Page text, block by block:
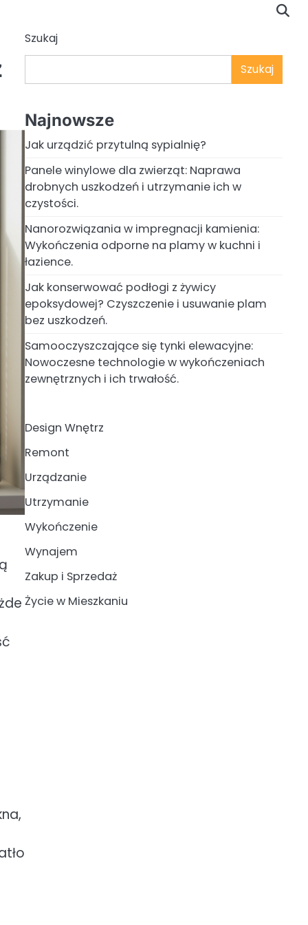
Szukaj
Szukaj
Najnowsze
Jak urządzić przytulną sypialnię?
Panele winylowe dla zwierząt: Naprawa
drobnych uszkodzeń i utrzymanie ich w
czystości.
Nanorozwiązania w impregnacji kamienia:
Wykończenia odporne na plamy w kuchni i
łazience.
Jak konserwować podłogi z żywicy
epoksydowej? Czyszczenie i usuwanie plam
bez uszkodzeń.
Samooczyszczające się tynki elewacyjne:
Nowoczesne technologie w wykończeniach
zewnętrznych i ich trwałość.
Design Wnętrz
Remont
Urządzanie
Utrzymanie
Wykończenie
Wynajem
Zakup i Sprzedaż
Życie w Mieszkaniu